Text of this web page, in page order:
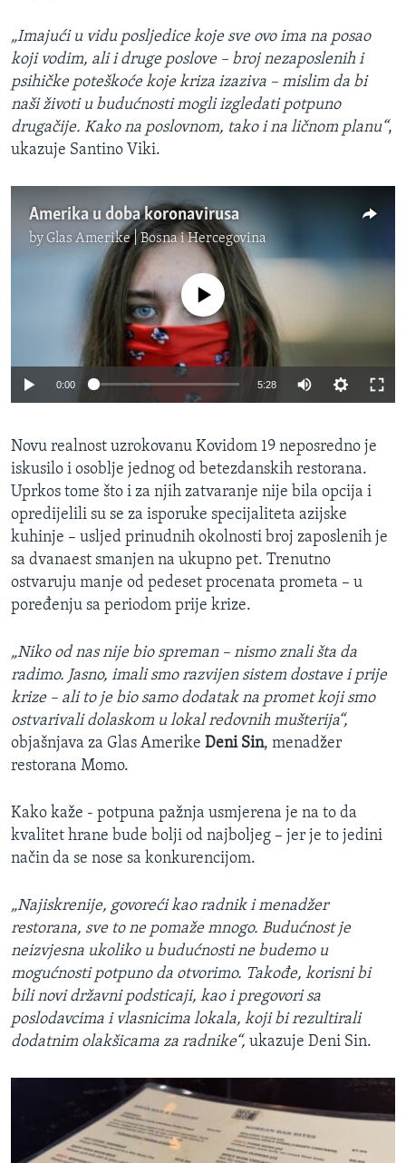
„Imajući u vidu posljedice koje sve ovo ima na posao
koji vodim, ali i druge poslove – broj nezaposlenih i
psihičke poteškoće koje kriza izaziva – mislim da bi
naši životi u budućnosti mogli izgledati potpuno
drugačije. Kako na poslovnom, tako i na ličnom planu“,
ukazuje Santino Viki.
Amerika u doba koronavirusa
by Glas Amerike | Bosna i Hercegovina
No media source currently available
0:00 5:28
Novu realnost uzrokovanu Kovidom 19 neposredno je
iskusilo i osoblje jednog od betezdanskih restorana.
Uprkos tome što i za njih zatvaranje nije bila opcija i
opredijelili su se za isporuke specijaliteta azijske
kuhinje – usljed prinudnih okolnosti broj zaposlenih je
sa dvanaest smanjen na ukupno pet. Trenutno
ostvaruju manje od pedeset procenata prometa – u
poređenju sa periodom prije krize.
„Niko od nas nije bio spreman – nismo znali šta da
radimo. Jasno, imali smo razvijen sistem dostave i prije
krize – ali to je bio samo dodatak na promet koji smo
ostvarivali dolaskom u lokal redovnih mušterija“,
objašnjava za Glas Amerike Deni Sin, menadžer
restorana Momo.
Kako kaže - potpuna pažnja usmjerena je na to da
kvalitet hrane bude bolji od najboljeg – jer je to jedini
način da se nose sa konkurencijom.
„Najiskrenije, govoreći kao radnik i menadžer
restorana, sve to ne pomaže mnogo. Budućnost je
neizvjesna ukoliko u budućnosti ne budemo u
mogućnosti potpuno da otvorimo. Takođe, korisni bi
bili novi državni podsticaji, kao i pregovori sa
poslodavcima i vlasnicima lokala, koji bi rezultirali
dodatnim olakšicama za radnike“, ukazuje Deni Sin.